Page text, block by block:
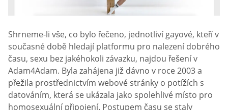
Shrneme-li vše, co bylo řečeno, jednotliví gayové, kteří v
současné době hledají platformu pro nalezení dobrého
času, sexu bez jakéhokoli závazku, najdou řešení v
Adam4Adam. Byla zahájena již dávno v roce 2003 a
přežila prostřednictvím webové stránky o potížích s
datováním, která se ukázala jako spolehlivé místo pro
homosexuální připojení. Postupem času se staly